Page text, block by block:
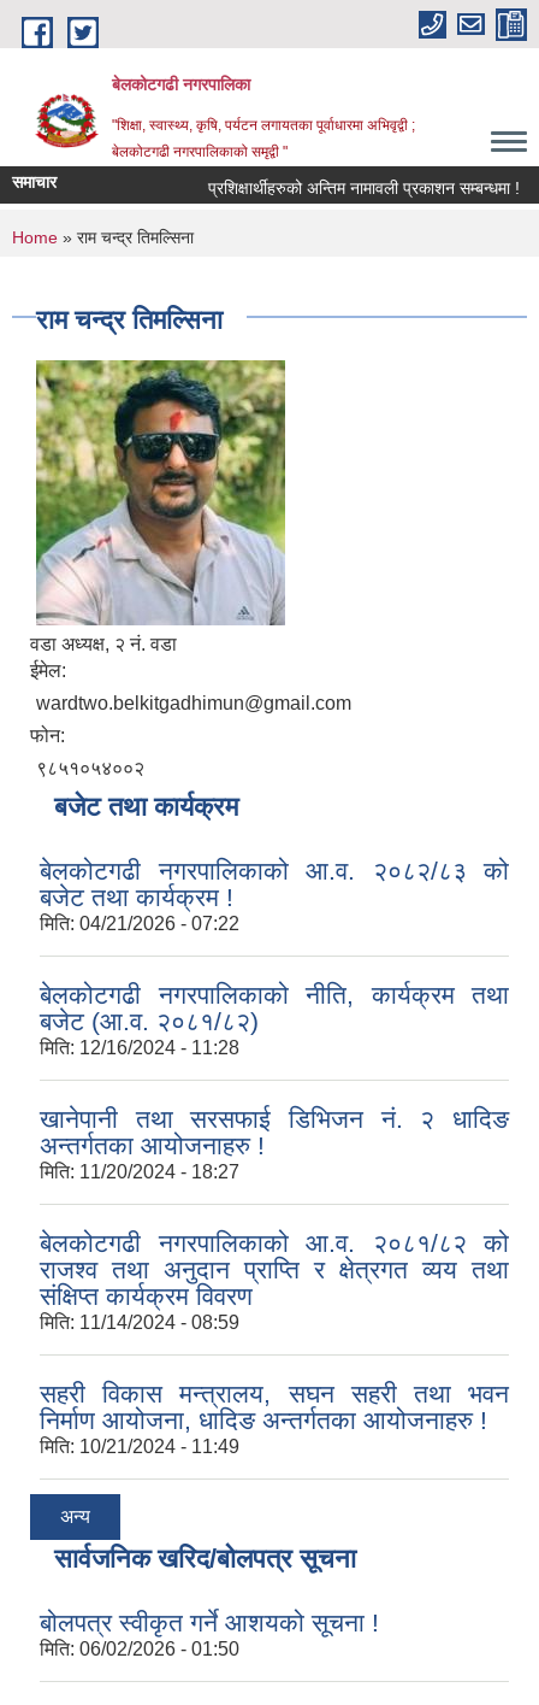
Skip to main content
बेलकोटगढी नगरपालिका
"शिक्षा, स्वास्थ्य, कृषि, पर्यटन लगायतका पूर्वाधारमा अभिवृद्वी ;
बेलकोटगढी नगरपालिकाको समृद्वी "
समाचार प्रशिक्षार्थीहरुको अन्तिम नामावली प्रकाशन सम्बन्धमा !
You are here
Home » राम चन्द्र तिमल्सिना
राम चन्द्र तिमल्सिना
वडा अध्यक्ष, २ नं. वडा
ईमेल:
wardtwo.belkitgadhimun@gmail.com
फोन:
९८५१०५४००२
बजेट तथा कार्यक्रम
बेलकोटगढी नगरपालिकाको आ.व. २०८२/८३ को
बजेट तथा कार्यक्रम !
मिति: 04/21/2026 - 07:22
बेलकोटगढी नगरपालिकाको नीति, कार्यक्रम तथा
बजेट (आ.व. २०८१/८२)
मिति: 12/16/2024 - 11:28
खानेपानी तथा सरसफाई डिभिजन नं. २ धादिङ
अन्तर्गतका आयोजनाहरु !
मिति: 11/20/2024 - 18:27
बेलकोटगढी नगरपालिकाको आ.व. २०८१/८२ को
राजश्व तथा अनुदान प्राप्ति र क्षेत्रगत व्यय तथा
संक्षिप्त कार्यक्रम विवरण
मिति: 11/14/2024 - 08:59
सहरी विकास मन्त्रालय, सघन सहरी तथा भवन
निर्माण आयोजना, धादिङ अन्तर्गतका आयोजनाहरु !
मिति: 10/21/2024 - 11:49
अन्य
सार्वजनिक खरिद/बोलपत्र सूचना
बोलपत्र स्वीकृत गर्ने आशयको सूचना !
मिति: 06/02/2026 - 01:50